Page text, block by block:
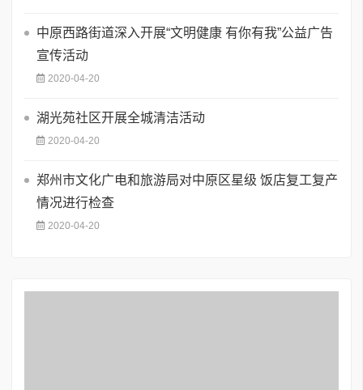
中原西路街道深入开展“文明健康 有你有我”公益广告
宣传活动
2020-04-20
湖光苑社区开展全城清洁活动
2020-04-20
郑州市文化广电和旅游局对中原区星级 饭店复工复产
情况进行检查
2020-04-20